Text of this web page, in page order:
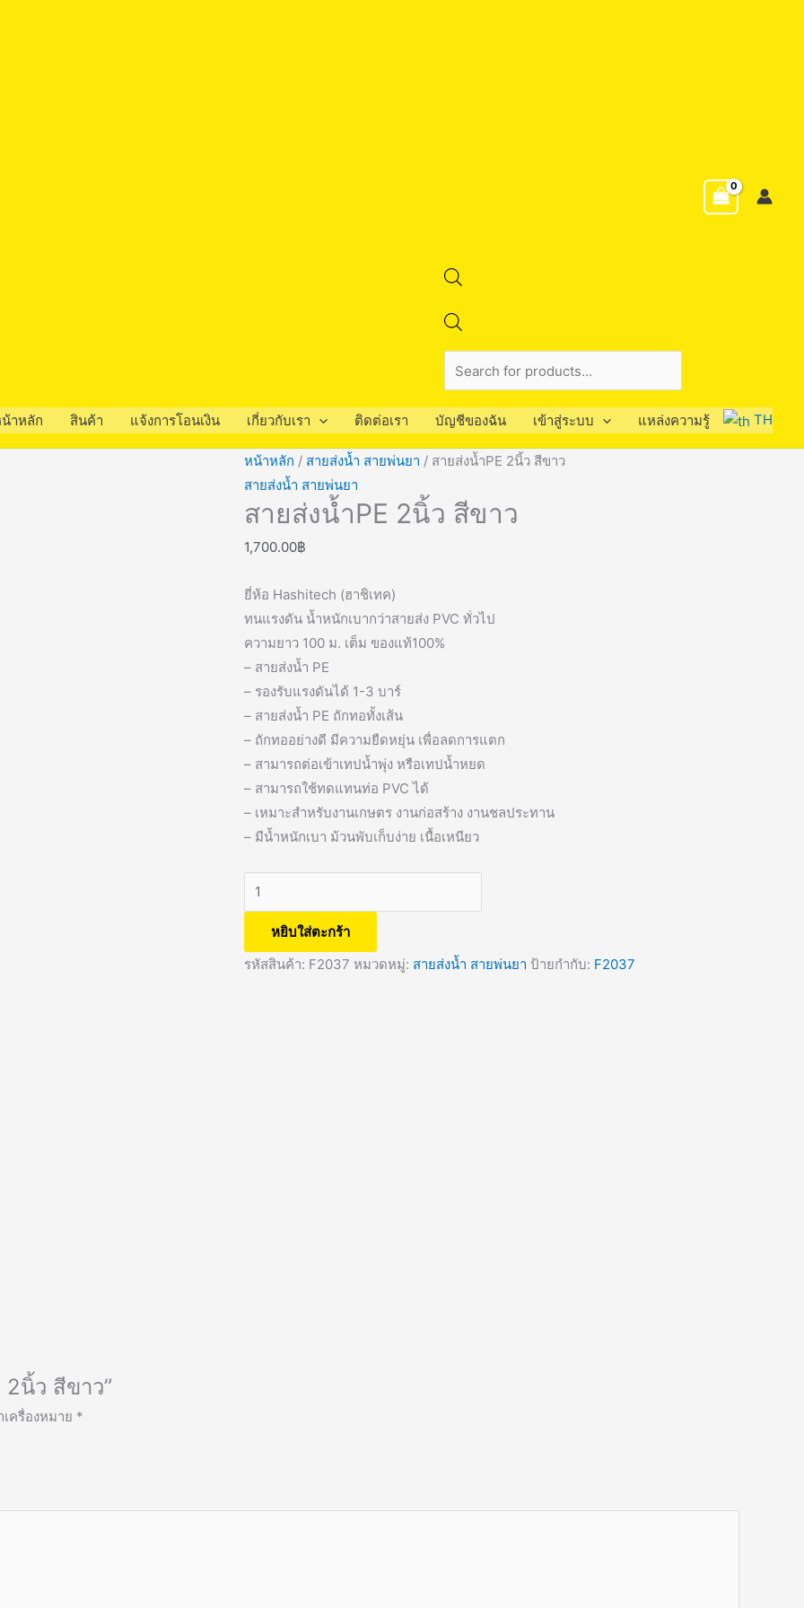
าหลัก สินค้า แจ้งการโอนเงิน เกี่ยวกับเรา ติดต่อเรา บัญชีของฉัน เข้าสู่ระบบ แหล่งความรู้ TH
หน้าหลัก / สายส่งน้ำ สายพ่นยา / สายส่งน้ำPE 2นิ้ว สีขาว
สายส่งน้ำ สายพ่นยา
สายส่งน้ำPE 2นิ้ว สีขาว
1,700.00฿
ยี่ห้อ Hashitech (ฮาชิเทค)
ทนแรงดัน น้ำหนักเบากว่าสายส่ง PVC ทั่วไป
ความยาว 100 ม. เต็ม ของแท้100%
– สายส่งน้ำ PE
– รองรับแรงดันได้ 1-3 บาร์
– สายส่งน้ำ PE ถักทอทั้งเส้น
– ถักทออย่างดี มีความยืดหยุ่น เพื่อลดการแตก
– สามารถต่อเข้าเทปน้ำพุ่ง หรือเทปน้ำหยด
– สามารถใช้ทดแทนท่อ PVC ได้
– เหมาะสำหรับงานเกษตร งานก่อสร้าง งานชลประทาน
– มีน้ำหนักเบา ม้วนพับเก็บง่าย เนื้อเหนียว
หยิบใส่ตะกร้า
รหัสสินค้า: F2037 หมวดหมู่: สายส่งน้ำ สายพ่นยา ป้ายกำกับ: F2037
นิ้ว สีขาว”
ครื่องหมาย *